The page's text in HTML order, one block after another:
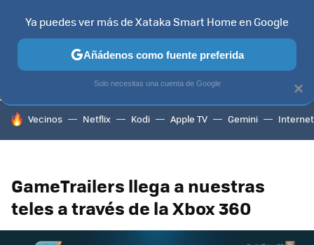
TELEVISORES CONTENIDOS SMART TV SELECCIÓN
HOY SE HABLA DE
Vecinos Netflix Kodi Apple TV Gemini Internet
GameTrailers llega a nuestras
teles a través de la Xbox 360
×
Ya puedes ver más de Xataka Smart Home en Google
Añádenos como fuente preferida
Solo necesitas una cuenta de Google